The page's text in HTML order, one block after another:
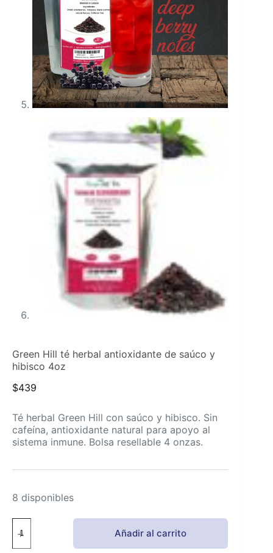
Green Hill té herbal antioxidante de saúco y
hibisco 4oz
$439
Té herbal Green Hill con saúco y hibisco. Sin
cafeína, antioxidante natural para apoyo al
sistema inmune. Bolsa resellable 4 onzas.
8 disponibles
Hill
té
Añadir al carrito